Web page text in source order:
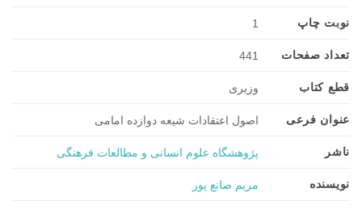
نوبت چاپ 1
تعداد صفحات 441
قطع کتاب وزیری
عنوان فرعی اصول اعتقادات شیعه دوازده امامی
ناشر پژوهشگاه علوم انسانی و مطالعات فرهنگی
نویسنده مریم صانع پور